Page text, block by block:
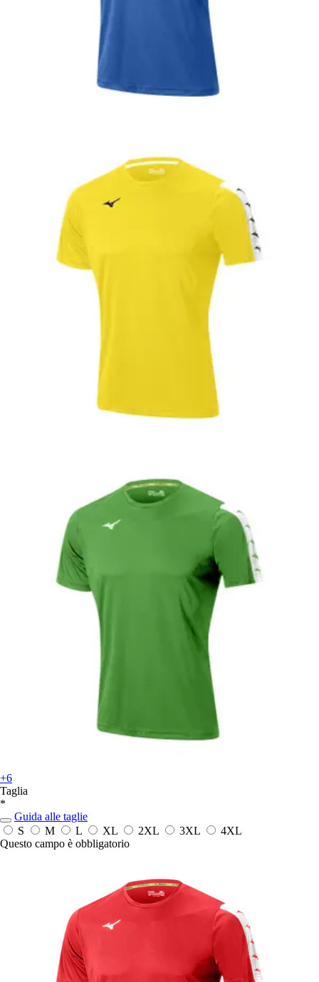
+6
Taglia
*
Guida alle taglie
S
M L XL 2XL 3XL
4XL
Questo campo è obbligatorio